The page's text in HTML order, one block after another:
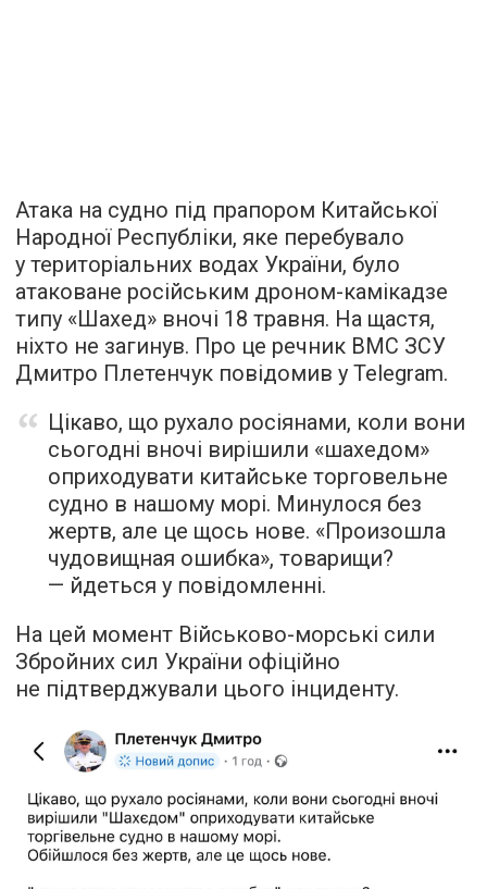
Атака на судно під прапором Китайської
Народної Республіки, яке перебувало
у територіальних водах України, було
атаковане російським дроном-камікадзе
типу «Шахед» вночі 18 травня. На щастя,
ніхто не загинув. Про це речник ВМС ЗСУ
Дмитро Плетенчук повідомив у Telegram.
Цікаво, що рухало росіянами, коли вони
сьогодні вночі вирішили «шахедом»
оприходувати китайське торговельне
судно в нашому морі. Минулося без
жертв, але це щось нове. «Произошла
чудовищная ошибка», товарищи?
— йдеться у повідомленні.
На цей момент Військово-морські сили
Збройних сил України офіційно
не підтверджували цього інциденту.